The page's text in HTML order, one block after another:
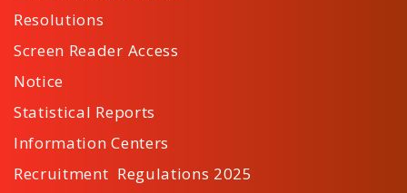
Resolutions
Screen Reader Access
Notice
Statistical Reports
Information Centers
Recruitment Regulations 2025